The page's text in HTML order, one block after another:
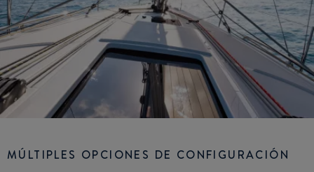
MÚLTIPLES OPCIONES DE CONFIGURACIÓN